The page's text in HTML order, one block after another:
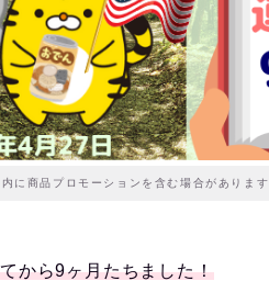
に商品プロモーションを含む場合があります
から9ヶ月たちました！